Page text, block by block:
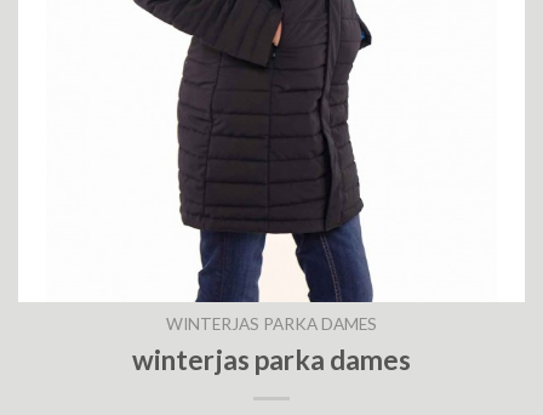
WINTERJAS PARKA DAMES
winterjas parka dames